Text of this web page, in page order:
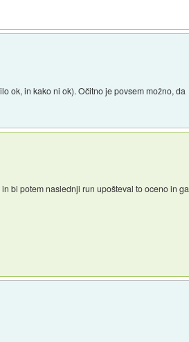
ok, in kako ni ok). Očitno je povsem možno, da
bi potem naslednji run upošteval to oceno in ga